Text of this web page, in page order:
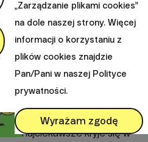
zlikwiduje podatek?
Krótka odpowiedź: nie. Ale,
jak to zwykle bywa przy
podatkach i nowych
rozwiązaniach
inwestycyjnych,
najciekawsze kryje się w
„Zarządzanie plikami cookies”
na dole naszej strony. Więcej
informacji o korzystaniu z
plików cookies znajdzie
Pan/Pani w naszej Polityce
prywatności.
Wyrażam zgodę